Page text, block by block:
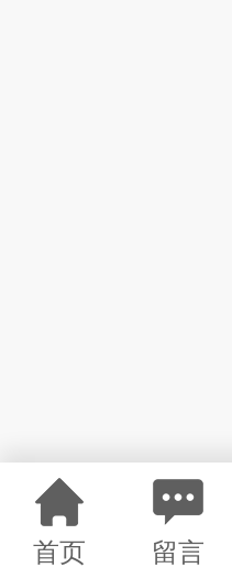
首页 留言